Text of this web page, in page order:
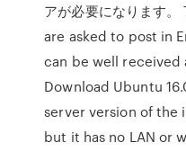
アが必要になります
are asked to post in
can be well
Download Ubuntu
server version of the
but it has no LAN or